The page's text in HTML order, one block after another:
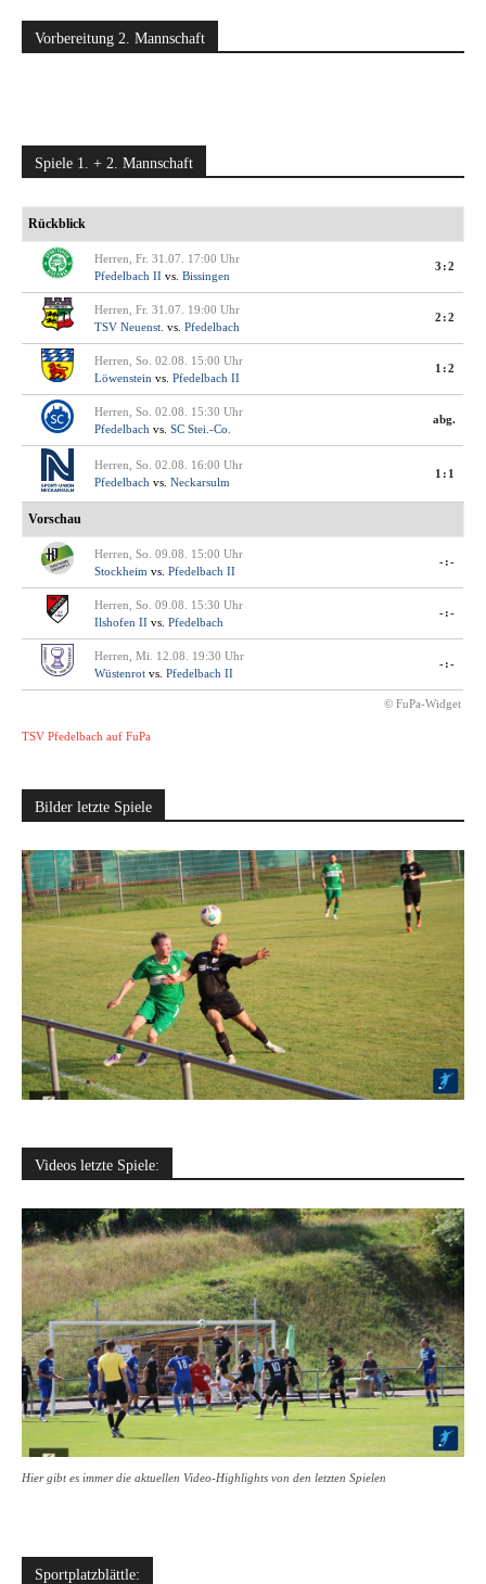
Vorbereitung 2. Mannschaft
Spiele 1. + 2. Mannschaft
Rückblick
Herren, Fr. 31.07. 17:00 Uhr
Pfedelbach II vs. Bissingen
3:2
Herren, Fr. 31.07. 19:00 Uhr
TSV Neuenst. vs. Pfedelbach
2:2
Herren, So. 02.08. 15:00 Uhr
Löwenstein vs. Pfedelbach II
1:2
Herren, So. 02.08. 15:30 Uhr
Pfedelbach vs. SC Stei.-Co.
abg.
Herren, So. 02.08. 16:00 Uhr
Pfedelbach vs. Neckarsulm
1:1
Vorschau
Herren, So. 09.08. 15:00 Uhr
Stockheim vs. Pfedelbach II
-:-
Herren, So. 09.08. 15:30 Uhr
Ilshofen II vs. Pfedelbach
-:-
Herren, Mi. 12.08. 19:30 Uhr
Wüstenrot vs. Pfedelbach II
-:-
© FuPa-Widget
TSV Pfedelbach auf FuPa
Bilder letzte Spiele
Videos letzte Spiele:
Hier gibt es immer die aktuellen Video-Highlights von den letzten Spielen
Sportplatzblättle: